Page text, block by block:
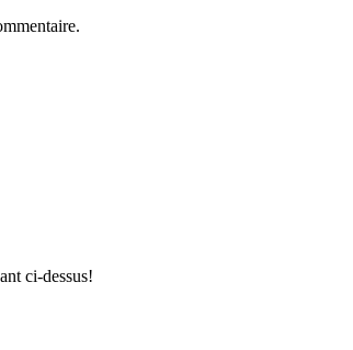
ci-dessus!